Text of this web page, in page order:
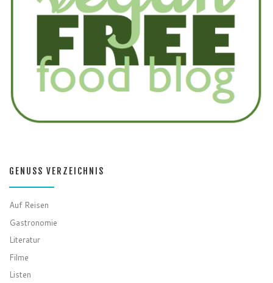
GENUSS VERZEICHNIS
Auf Reisen
Gastronomie
Literatur
Filme
Listen